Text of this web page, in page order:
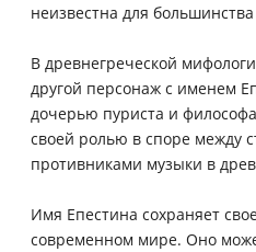
неизвестна для
В древнегреческой
другой персонаж с именем
дочерью пуриста и
своей ролью в споре между
противниками музыки в
Имя Епестина сохраняет
современном мире. Оно